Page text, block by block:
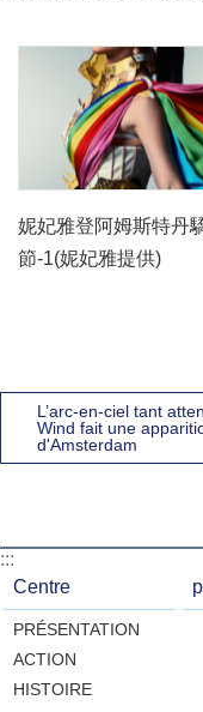
妮妃雅登阿姆斯特丹
節-1(妮妃雅提供)
L’arc-en-ciel tant
Wind fait une
d'Amsterdam
:::
Centre
PRÉSENTATION
ACTION
HISTOIRE